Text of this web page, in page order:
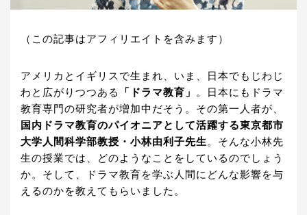
（この記事はアフィリエイトを含みます）
アメリカとイギリスで生まれ、いま、日本でもじわじ
わと広がりつつある
「ドラマ教育」 。日本にもドラマ
教育専門の研究者が増加中だそう。その第一人者が、
国内ドラマ教育のパイオニアとして活躍する東京都市
大学人間科学部教授・小林由利子先生。そんな小林先
生の授業では、どのようなことをしているのでしょう
か。そして、ドラマ教育を学ぶ人間にどんな影響を与
えるのかを教えてもらいました。